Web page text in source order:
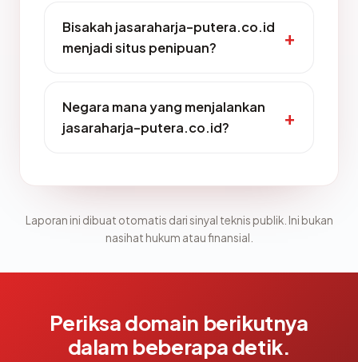
Bisakah jasaraharja-putera.co.id
menjadi situs penipuan?
Negara mana yang menjalankan
jasaraharja-putera.co.id?
Laporan ini dibuat otomatis dari sinyal teknis publik. Ini bukan
nasihat hukum atau finansial.
Periksa domain berikutnya
dalam beberapa detik.